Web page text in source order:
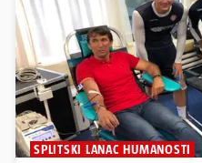
SPLITSKI LANAC HUMANOSTI